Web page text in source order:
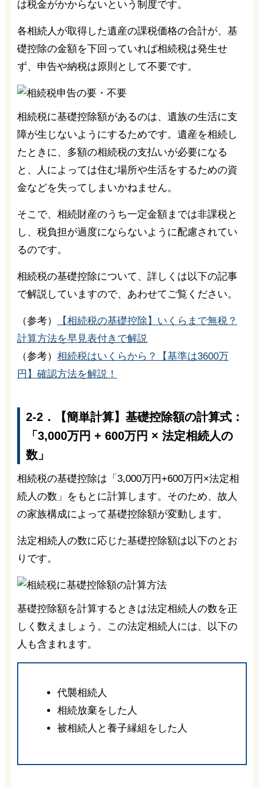
は税金がかからないという制度です。
各相続人が取得した遺産の課税価格の合計が、基
礎控除の金額を下回っていれば相続税は発生せ
ず、申告や納税は原則として不要です。
相続税に基礎控除額があるのは、遺族の生活に支
障が生じないようにするためです。遺産を相続し
たときに、多額の相続税の支払いが必要になる
と、人によっては住む場所や生活をするための資
金などを失ってしまいかねません。
そこで、相続財産のうち一定金額までは非課税と
し、税負担が過度にならないように配慮されてい
るのです。
相続税の基礎控除について、詳しくは以下の記事
で解説していますので、あわせてご覧ください。
（参考）
【相続税の基礎控除】いくらまで無税？
計算方法を早見表付きで解説
（参考） 相続税はいくらから？【基準は3600万
円】確認方法を解説！
2-2．【簡単計算】基礎控除額の計算式：
「3,000万円 + 600万円 × 法定相続人の
数」
相続税の基礎控除は「3,000万円+600万円×法定相
続人の数」をもとに計算します。そのため、故人
の家族構成によって基礎控除額が変動します。
法定相続人の数に応じた基礎控除額は以下のとお
りです。
基礎控除額を計算するときは法定相続人の数を正
しく数えましょう。この法定相続人には、以下の
人も含まれます。
代襲相続人
相続放棄をした人
被相続人と養子縁組をした人